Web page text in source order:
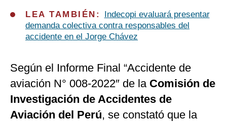
LEA TAMBIÉN:
Indecopi evaluará presentar
demanda colectiva contra responsables del
accidente en el Jorge Chávez
Según el Informe Final “Accidente de
aviación N° 008-2022″ de la Comisión de
Investigación de Accidentes de
Aviación del Perú, se constató que la